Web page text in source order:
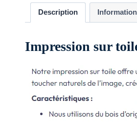
Description
Impression sur